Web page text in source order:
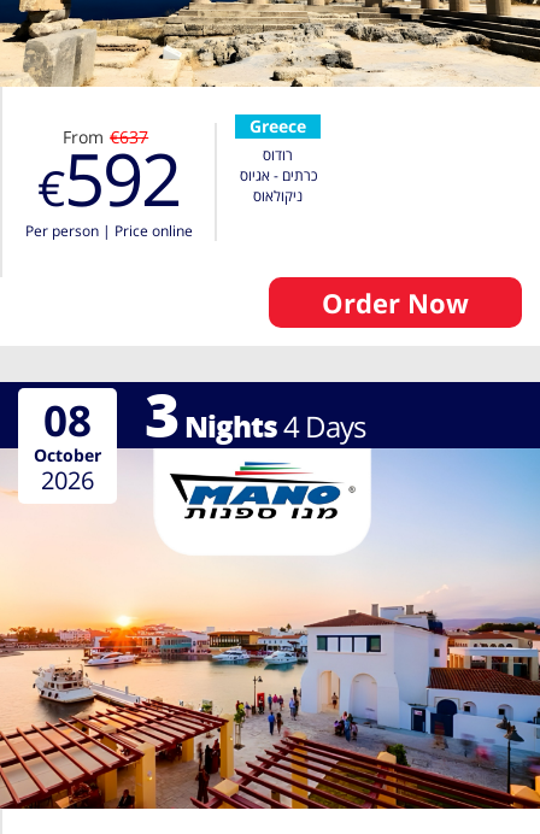
Greece
רודוס
כרתים - אגיוס
ניקולאוס
From €637
€592
Per person| Price online
Order Now
3Nights4Days
08
October
2026